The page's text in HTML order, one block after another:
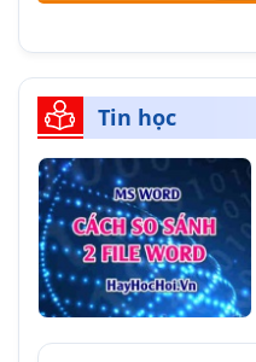
Tin học